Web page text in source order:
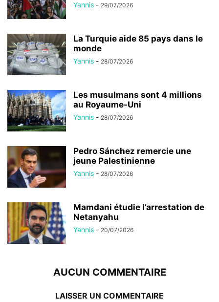
Yannis - 29/07/2026
La Turquie aide 85 pays dans le
monde
Yannis - 28/07/2026
Les musulmans sont 4 millions
au Royaume-Uni
Yannis - 28/07/2026
Pedro Sánchez remercie une
jeune Palestinienne
Yannis - 28/07/2026
Mamdani étudie l’arrestation de
Netanyahu
Yannis - 20/07/2026
AUCUN COMMENTAIRE
LAISSER UN COMMENTAIRE